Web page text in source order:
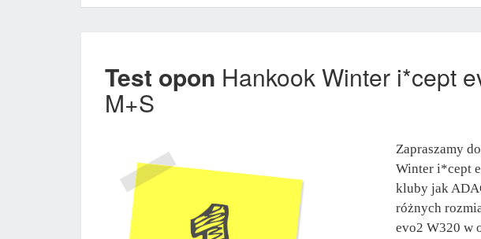
Test opon Hankook Winter i*cept
M+S
Zapraszamy
Winter i*cept
kluby jak
różnych
evo2 W320 w